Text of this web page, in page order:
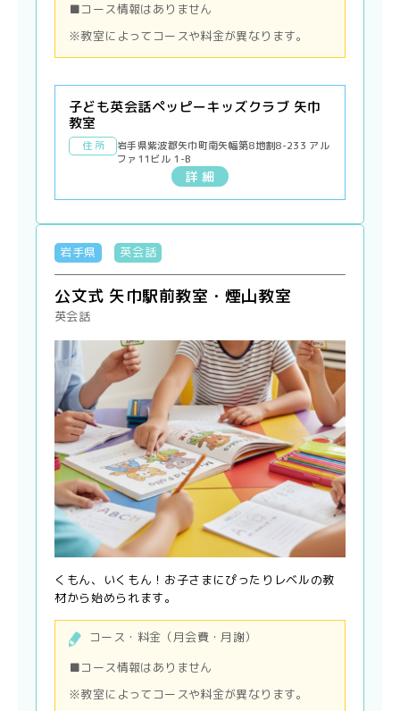
■コース情報はありません
※教室によってコースや料金が異なります。
子ども英会話ペッピーキッズクラブ 矢巾
教室
住 所
岩手県紫波郡矢巾町南矢幅第8地割8-233 アル
ファ11ビル 1-B
詳 細
岩手県 英会話
公文式 矢巾駅前教室・煙山教室
英会話
くもん、いくもん！お子さまにぴったりレベルの教
材から始められます。
コース・料金（月会費・月謝）
■コース情報はありません
※教室によってコースや料金が異なります。